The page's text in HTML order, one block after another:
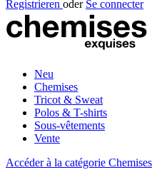
Registrieren oder Se connecter
Neu
Chemises
Tricot & Sweat
Polos & T-shirts
Sous-vêtements
Vente
Accéder à la catégorie Chemises